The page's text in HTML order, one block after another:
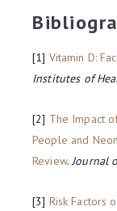
[1] Vitamin D:
Institutes of
[2] The Impact
People and
Review. Journal
[3] Risk Factors